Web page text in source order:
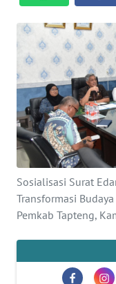
Sosialisasi Surat
Transformasi
Pemkab Tapteng,
OPINI
Informasi
INDEKS
BERITA
KONTAK
KAMI
INFO
IKLAN
TENTANG